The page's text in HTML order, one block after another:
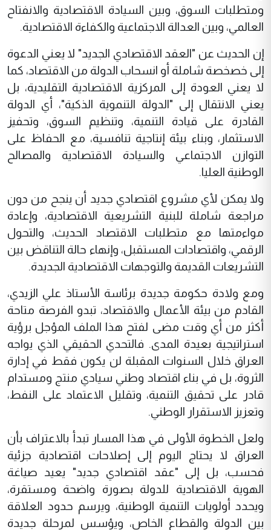
ومتطلبات السوق، وبين السيادة الاقتصادية والانفتاح
العالمي، وبين العدالة الاجتماعية والكفاءة الاقتصادية.
إن الحديث عن "العقد الاقتصادي الجديد" لا يعني الدعوة
إلى خصخصة شاملة أو انسحاب الدولة من الاقتصاد، كما
لا يعني العودة إلى المركزية الاقتصادية التقليدية، بل
يعني الانتقال إلى "الدولة التنموية الذكية"، أي الدولة
القادرة على قيادة التنمية، وتنظيم السوق، وتحفيز
الاستثمار، وبناء بيئة إنتاجية تنافسية، مع الحفاظ على
التوازن الاجتماعي والسيادة الاقتصادية والمصالح
الوطنية العليا.
ولا يمكن لأي مشروع اقتصادي جديد أن ينجح من دون
مراجعة شاملة للبنية التشريعية الاقتصادية، وإعادة
مواءمتها مع متطلبات الاقتصاد الحديث، والتحول
الرقمي، واقتصادات المستقبل، وإنهاء حالة التناقض بين
التشريعات القديمة والتوجهات الاقتصادية الجديدة.
ومع ولادة حكومة جديدة برئاسة الأستاذ علي الزيدي،
القادم من بيئة الأعمال والاقتصاد، تبدو الفرصة متاحة
أكثر من أي وقت مضى لفتح هذا الملف المؤجل برؤية
استراتيجية بعيدة المدى. فالتحدي الحقيقي الذي يواجه
العراق خلال السنوات المقبلة لن يكون فقط في إدارة
الثروة، بل في بناء اقتصاد وطني سيادي منتج ومستدام
قادر على تحقيق التنمية، وتقليل الاعتماد على النفط،
وتعزيز الاستقرار الوطني.
ولعل الخطوة الأولى في هذا المسار تبدأ بالاعتراف بأن
العراق لا يحتاج اليوم إلى إصلاحات اقتصادية جزئية
فحسب، بل إلى "عقد اقتصادي جديد" يعيد صياغة
الهوية الاقتصادية للدولة بصورة واضحة ومستقرة،
ويحدد أولويات التنمية الوطنية، ويرسم حدود العلاقة
بين الدولة والقطاع الخاص، ويؤسس لمرحلة جديدة